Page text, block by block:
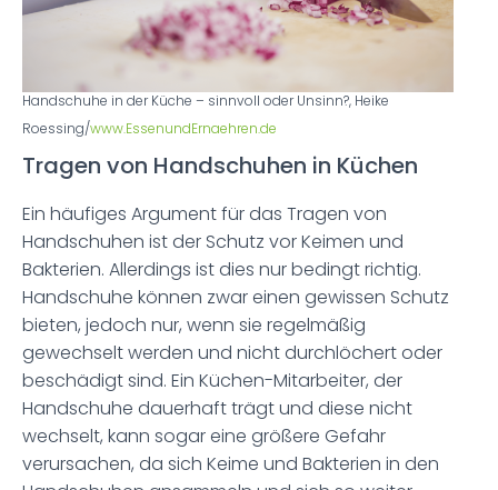
Handschuhe in der Küche – sinnvoll oder Unsinn?, Heike
Roessing/www.EssenundErnaehren.de
Tragen von Handschuhen in Küchen
Ein häufiges Argument für das Tragen von
Handschuhen ist der Schutz vor Keimen und
Bakterien. Allerdings ist dies nur bedingt richtig.
Handschuhe können zwar einen gewissen Schutz
bieten, jedoch nur, wenn sie regelmäßig
gewechselt werden und nicht durchlöchert oder
beschädigt sind. Ein Küchen-Mitarbeiter, der
Handschuhe dauerhaft trägt und diese nicht
wechselt, kann sogar eine größere Gefahr
verursachen, da sich Keime und Bakterien in den